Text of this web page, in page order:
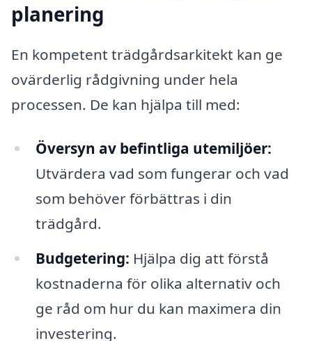
planering
En kompetent trädgårdsarkitekt kan ge
ovärderlig rådgivning under hela
processen. De kan hjälpa till med:
Översyn av befintliga utemiljöer:
Utvärdera vad som fungerar och vad
som behöver förbättras i din
trädgård.
Budgetering: Hjälpa dig att förstå
kostnaderna för olika alternativ och
ge råd om hur du kan maximera din
investering.